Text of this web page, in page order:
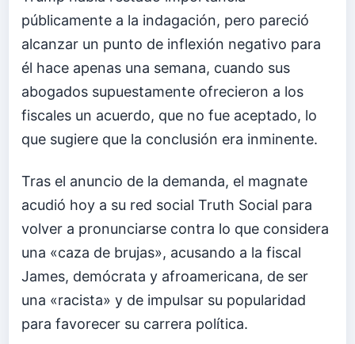
públicamente a la indagación, pero pareció
alcanzar un punto de inflexión negativo para
él hace apenas una semana, cuando sus
abogados supuestamente ofrecieron a los
fiscales un acuerdo, que no fue aceptado, lo
que sugiere que la conclusión era inminente.
Tras el anuncio de la demanda, el magnate
acudió hoy a su red social Truth Social para
volver a pronunciarse contra lo que considera
una «caza de brujas», acusando a la fiscal
James, demócrata y afroamericana, de ser
una «racista» y de impulsar su popularidad
para favorecer su carrera política.